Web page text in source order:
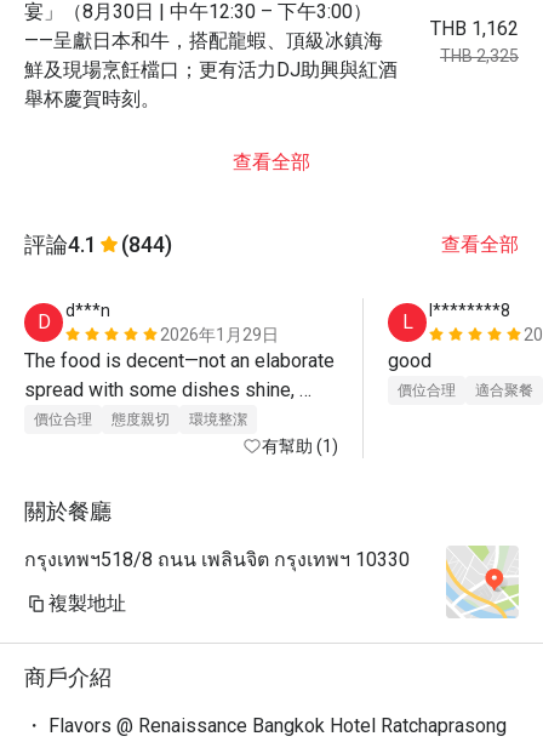
宴」（8月30日 | 中午12:30 – 下午3:00）
——呈獻日本和牛，搭配龍蝦、頂級冰鎮海
鮮及現場烹飪檔口；更有活力DJ助興與紅酒
舉杯慶賀時刻。
THB 1,162
THB 2,325
查看全部
評論4.1 (844) 查看全部
D
d***n
2026年1月29日
The food is decent—not an elaborate
spread with some dishes shine,
others don't. Portions are hearty
without being fancy, and with an
overall."
價位合理 態度親切 環境整潔
有幫助 (1)
L
l********8
good
價位合理 適合聚餐
關於餐廳
กรุงเทพฯ518/8 ถนน เพลินจิต กรุงเทพฯ 10330
複製地址
商戶介紹
・ Flavors @ Renaissance Bangkok Hotel Ratchaprasong